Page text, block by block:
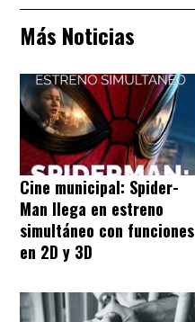
Más Noticias
Cine municipal: Spider-
Man llega en estreno
simultáneo con funciones
en 2D y 3D